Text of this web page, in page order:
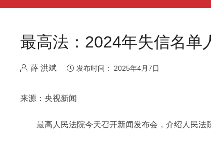
最高法：2024年失信名单
薛 洪斌 发布时间： 2025年4月7日
来源：央视新闻
最高人民法院今天召开新闻发布会，介绍人民法院